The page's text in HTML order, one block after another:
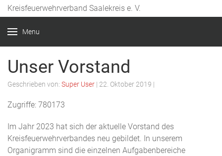
Kreisfeuerwehrverband Saalekreis e. V.
Menu
Unser Vorstand
Geschrieben von: Super User | 22. Oktober 2019 |
Zugriffe: 780173
Im Jahr 2023 hat sich der aktuelle Vorstand des
Kreisfeuerwehrverbandes neu gebildet. In unserem
Organigramm sind die einzelnen Aufgabenbereiche
Year Month